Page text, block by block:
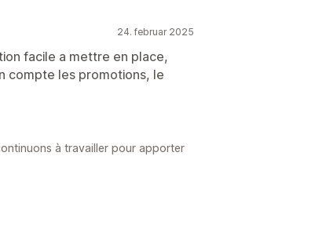
24. februar 2025
facile a mettre en place,
compte les promotions, le
à travailler pour apporter